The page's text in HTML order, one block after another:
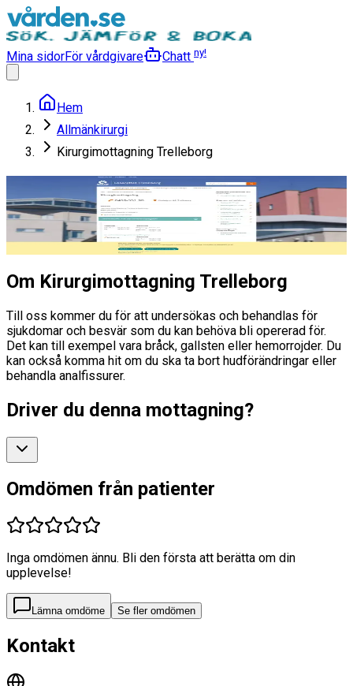
Mina sidorFör vårdgivare Chatt ny!
Hem
Allmänkirurgi
Kirurgimottagning Trelleborg
Kirurgimottagning Trelleborg
Allmänkirurgi
Om Kirurgimottagning Trelleborg
Till oss kommer du för att undersökas och behandlas för
sjukdomar och besvär som du kan behöva bli opererad för.
Det kan till exempel vara bråck, gallsten eller hemorrojder. Du
kan också komma hit om du ska ta bort hudförändringar eller
behandla analfissurer.
Driver du denna mottagning?
Omdömen från patienter
Inga omdömen ännu. Bli den första att berätta om din
upplevelse!
Lämna omdöme Se fler omdömen
Kontakt